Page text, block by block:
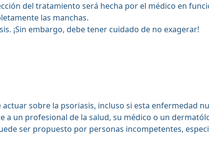
del tratamiento será hecha por el médico en
las manchas.
¡Sin embargo, debe tener cuidado de no exagerar!
sobre la psoriasis, incluso si esta enfermedad
a un profesional de la salud, su médico o un
ser propuesto por personas incompetentes,